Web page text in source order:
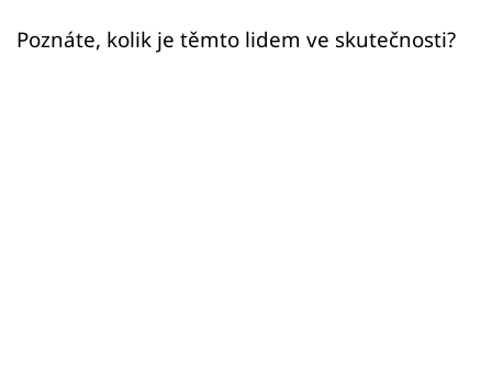
Poznáte, kolik je těmto lidem ve skutečnosti?